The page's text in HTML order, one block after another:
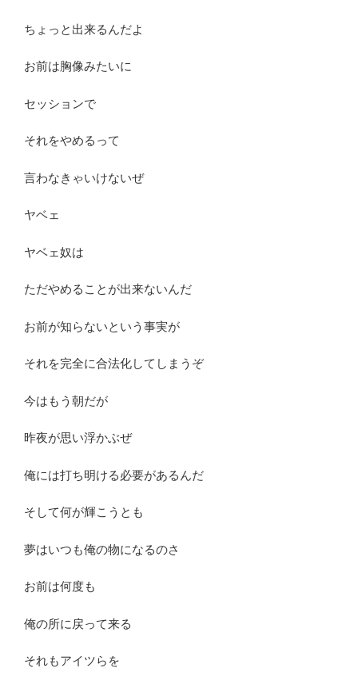
ちょっと出来るんだよ
お前は胸像みたいに
セッションで
それをやめるって
言わなきゃいけないぜ
ヤベェ
ヤベェ奴は
ただやめることが出来ないんだ
お前が知らないという事実が
それを完全に合法化してしまうぞ
今はもう朝だが
昨夜が思い浮かぶぜ
俺には打ち明ける必要があるんだ
そして何が輝こうとも
夢はいつも俺の物になるのさ
お前は何度も
俺の所に戻って来る
それもアイツらを